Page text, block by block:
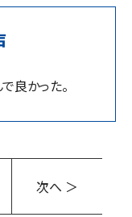
良かった。
次へ ＞